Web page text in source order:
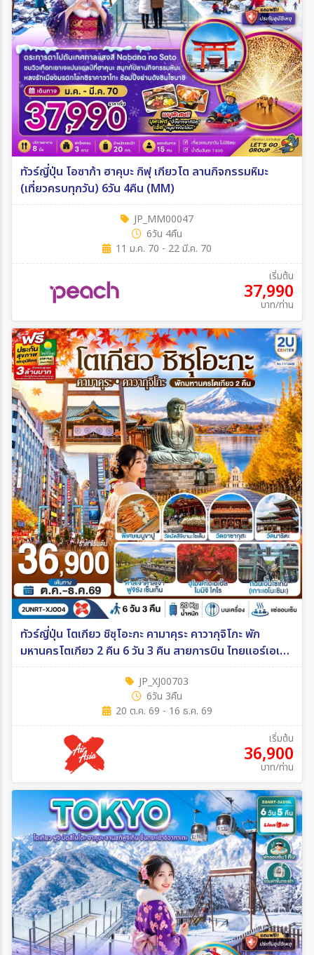
ทัวร์ญี่ปุ่น โอซาก้า ฮาคุบะ กิฟุ เกียวโต ลานกิจกรรมหิมะ
(เที่ยวครบทุกวัน) 6วัน 4คืน (MM)
JP_MM00047
6วัน 4คืน
11 ม.ค. 70 - 22 มี.ค. 70
เริ่มต้น
37,990
บาท/ท่าน
ทัวร์ญี่ปุ่น โตเกียว ชิซุโอะกะ คามาคุระ คาวากุจิโกะ พัก
มหานครโตเกียว 2 คืน 6 วัน 3 คืน สายการบิน ไทยแอร์เอเชีย
เอ็กซ์ 6วัน 3คืน (XJ)
JP_XJ00703
6วัน 3คืน
20 ต.ค. 69 - 16 ธ.ค. 69
เริ่มต้น
36,900
บาท/ท่าน